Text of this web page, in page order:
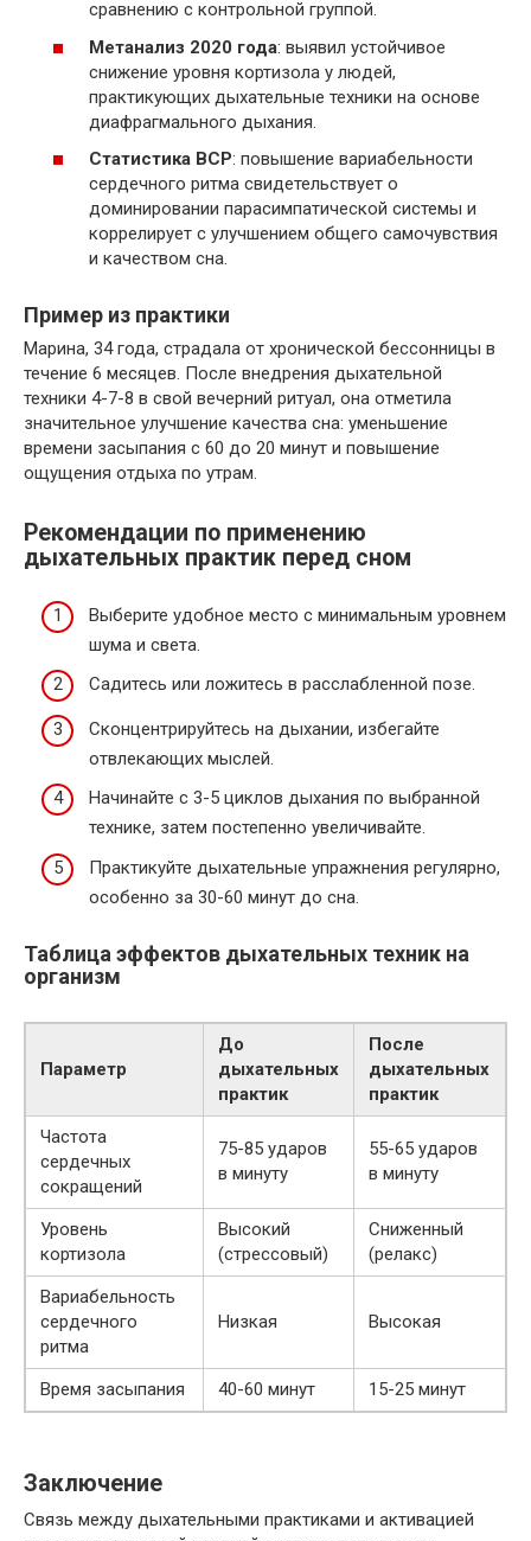
сравнению с контрольной группой.
Метанализ 2020 года: выявил устойчивое
снижение уровня кортизола у людей,
практикующих дыхательные техники на основе
диафрагмального дыхания.
Статистика ВСР: повышение вариабельности
сердечного ритма свидетельствует о
доминировании парасимпатической системы и
коррелирует с улучшением общего самочувствия
и качеством сна.
Пример из практики
Марина, 34 года, страдала от хронической бессонницы в
течение 6 месяцев. После внедрения дыхательной
техники 4-7-8 в свой вечерний ритуал, она отметила
значительное улучшение качества сна: уменьшение
времени засыпания с 60 до 20 минут и повышение
ощущения отдыха по утрам.
Рекомендации по применению
дыхательных практик перед сном
Выберите удобное место с минимальным уровнем
шума и света.
Садитесь или ложитесь в расслабленной позе.
Сконцентрируйтесь на дыхании, избегайте
отвлекающих мыслей.
Начинайте с 3-5 циклов дыхания по выбранной
технике, затем постепенно увеличивайте.
Практикуйте дыхательные упражнения регулярно,
особенно за 30-60 минут до сна.
Таблица эффектов дыхательных техник на
организм
Параметр
До
дыхательных
практик
После
дыхательных
практик
Частота
сердечных
сокращений
75-85 ударов
в минуту
55-65 ударов
в минуту
Уровень
кортизола
Высокий
(стрессовый)
Сниженный
(релакс)
Вариабельность
сердечного
ритма
Низкая Высокая
Время засыпания 40-60 минут 15-25 минут
Заключение
Связь между дыхательными практиками и активацией